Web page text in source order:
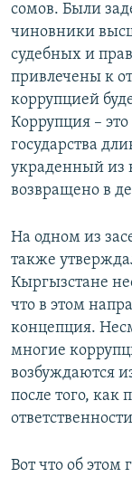
сомов. Были
чиновники
судебных и
привлечены к
коррупцией
Коррупция –
государства
украденный из
возвращено в
На одном из
также
Кыргызстане
что в этом
концепция.
многие
возбуждаются
после того, как
Вот что об этом